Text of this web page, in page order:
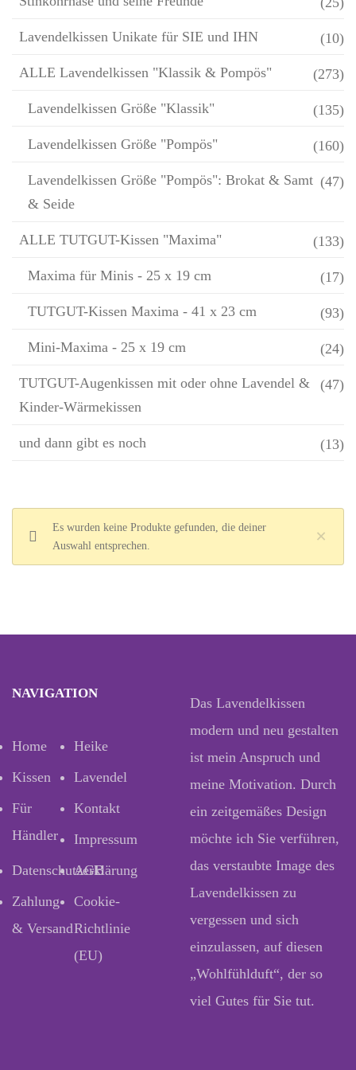
Lavendelkissen Unikate für SIE und IHN (10)
ALLE Lavendelkissen "Klassik & Pompös" (273)
Lavendelkissen Größe "Klassik" (135)
Lavendelkissen Größe "Pompös" (160)
Lavendelkissen Größe "Pompös": Brokat & Samt
& Seide
(47)
ALLE TUTGUT-Kissen "Maxima" (133)
Maxima für Minis - 25 x 19 cm (17)
TUTGUT-Kissen Maxima - 41 x 23 cm (93)
Mini-Maxima - 25 x 19 cm (24)
TUTGUT-Augenkissen mit oder ohne Lavendel &
Kinder-Wärmekissen
(47)
und dann gibt es noch (13)
×
Es wurden keine Produkte gefunden, die deiner
Auswahl entsprechen.
NAVIGATION
Home
Heike
Kissen
Lavendel
Für
Händler
Kontakt
Impressum
Datenschutzerklärung
AGB
Zahlung
& Versand
Cookie-
Richtlinie
(EU)
Das Lavendelkissen
modern und neu gestalten
ist mein Anspruch und
meine Motivation. Durch
ein zeitgemäßes Design
möchte ich Sie verführen,
das verstaubte Image des
Lavendelkissen zu
vergessen und sich
einzulassen, auf diesen
„Wohlfühlduft“, der so
viel Gutes für Sie tut.